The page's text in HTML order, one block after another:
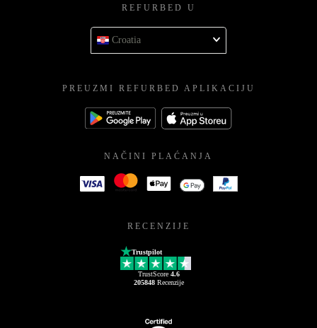
REFURBED U
Croatia
PREUZMI REFURBED APLIKACIJU
NAČINI PLAĆANJA
RECENZIJE
Trustpilot
TrustScore 4.6
205848Recenzije